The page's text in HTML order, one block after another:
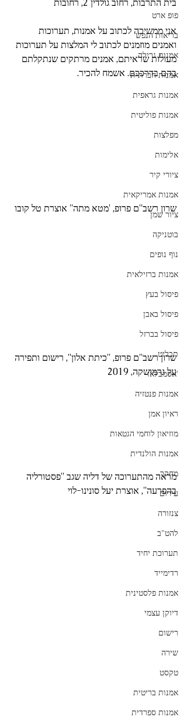
פופ ארט
בריאות הנפש
אמנות גרילה
אמנות חברתית
אמנות גראפית
אמנות פוליטית
מפלצות
אלימות
ציורי קיר
אמנות אמריקאית
ציור שמן
בוטניקה
נוף נופים
אמנות ברזילאית
פיסול בעץ
פיסול באבן
פיסול בברזל
תבליט
'אסמבלאז
אמנות פנטזיה
ראיון אמן
מוזיאון לוחמי הגטאות
אמנות הולנדית
מחקר
עירום
צנזורה
להט"ב
תערוכת יחיד
רדימייד
אמנות פלסטינית
דיוקן עצמי
רישום
שירה
טקסט
אמנות בריטית
אמנות ספרדית
בית התרבות, רחוב גולדין 2, רחובות
אני ממשיכה לכתוב על אמנות, תערוכות
ואמנים מוזמנים לכתוב לי המלצות על תערוכות
מעולות שראיתם, אמנים מרתקים שנתקלתם
בהם בדרככם. אשמח להכיר.
שרון רשב''ם פרופ, 'מטא מתה'' אוצרת טל קובו
שרון רשב''ם פרופ, ''כיתת אלון'', רישום ותפירה
על גרמושקה, 2019
מראה מהתערוכה של דליה שגב ''פסטורליה
בהפרעה'', אוצרת יעל סונינו-לוי